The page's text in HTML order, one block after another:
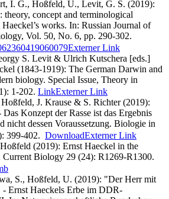
I. G., Hoßfeld, U., Levit, G. S. (2019):
theory, concept and terminological
works. In: Russian Journal of
Vol. 50, No. 6, pp. 290-302.
Externer Link
S. Levit & Ulrich Kutschera [eds.]
(1843-1919): The German Darwin and
biology. Special Issue, Theory in
1-202. LinkExterner Link
J. Krause & S. Richter (2019):
Konzept der Rasse ist das Ergebnis
nicht dessen Voraussetzung. Biologie in
399-402. DownloadExterner Link
(2019): Ernst Haeckel in the
Biology 29 (24): R1269-R1300.
S., Hoßfeld, U. (2019): "Der Herr mit
- Ernst Haeckels Erbe im DDR-